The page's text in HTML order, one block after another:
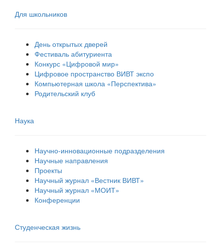
Для школьников
День открытых дверей
Фестиваль абитуриента
Конкурс «Цифровой мир»
Цифровое пространство ВИВТ экспо
Компьютерная школа «Перспектива»
Родительский клуб
Наука
Научно-инновационные подразделения
Научные направления
Проекты
Научный журнал «Вестник ВИВТ»
Научный журнал «МОИТ»
Конференции
Студенческая жизнь